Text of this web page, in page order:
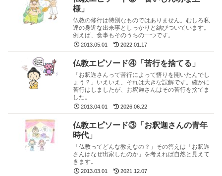
様」
仏教の修行は特別なものではありません。むしろ私
達の身近な出来事としっかりと結びついています。
例えば、食事もそのうちの一つです。
2013.05.01 2022.01.17
仏教エピソード④「苦行を捨てる」
「お釈迦さんって苦行によって悟りを開いたんでし
ょう？」いえいえ、それは大きな誤解です。確かに
苦行はしましたが、お釈迦さんはその苦行を捨てま
した。
2013.04.01 2026.06.22
仏教エピソード③「お釈迦さんの青年
時代」
「仏教ってどんな教えなの？」その答えは「お釈迦
さんはなぜ出家したのか」を考えれば自然と見えて
きます。
2013.03.01 2021.12.07